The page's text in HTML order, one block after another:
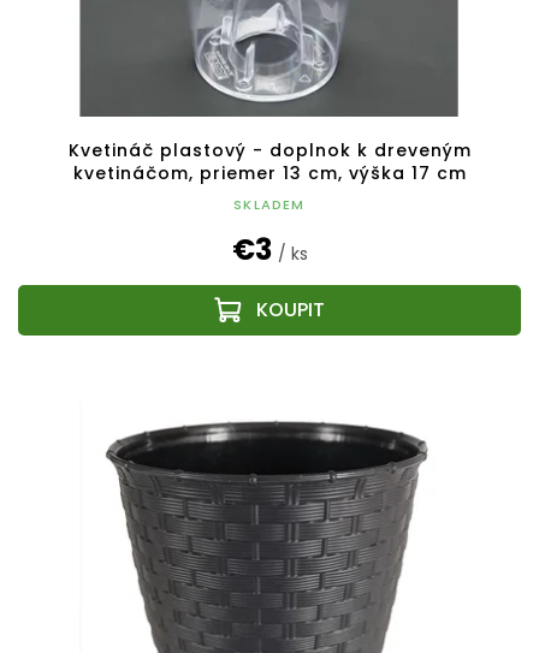
Kvetináč plastový - doplnok k dreveným
kvetináčom, priemer 13 cm, výška 17 cm
SKLADEM
€3 / ks